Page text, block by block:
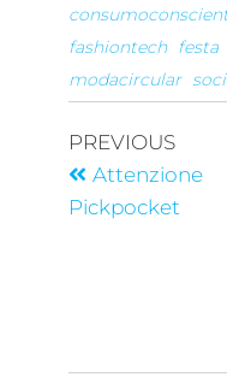
fashiontech festa
modacircular
PREVIOUS
Attenzione
Pickpocket